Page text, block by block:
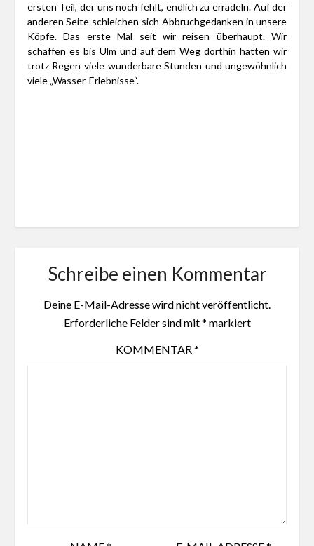
ersten Teil, der uns noch fehlt, endlich zu erradeln. Auf der
anderen Seite schleichen sich Abbruchgedanken in unsere
Köpfe. Das erste Mal seit wir reisen überhaupt. Wir
schaffen es bis Ulm und auf dem Weg dorthin hatten wir
trotz Regen viele wunderbare Stunden und ungewöhnlich
viele „Wasser-Erlebnisse“.
Schreibe einen Kommentar
Deine E-Mail-Adresse wird nicht veröffentlicht.
Erforderliche Felder sind mit* markiert
KOMMENTAR *